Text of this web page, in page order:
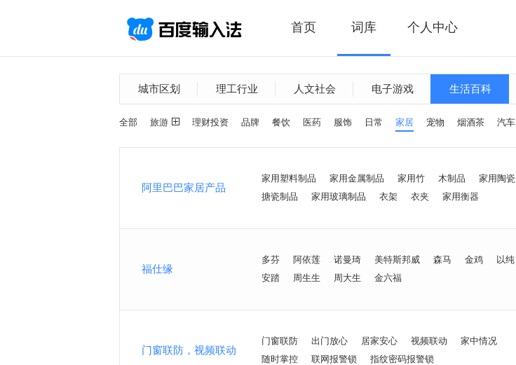
首页 词库 个人中心
城市区划 理工行业 人文社会 电子游戏 生活百科
全部 旅游 理财投资 品牌 餐饮 医药 服饰 日常 家居 宠物 烟酒茶 汽车
阿里巴巴家居产品
家用塑料制品 家用金属制品 家用竹 木制品
家用陶瓷
搪瓷制品
家用玻璃制品 衣架 衣夹 家用衡器
福仕缘
多芬 阿依莲 诺曼琦 美特斯邦威 森马 金鸡
以纯
安踏
周生生 周大生 金六福
门窗联防，视频联动
门窗联防 出门放心 居家安心 视频联动
家中情况
随时掌控
联网报警锁 指纹密码报警锁